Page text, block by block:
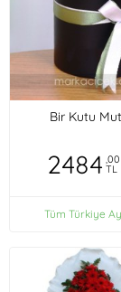
Bir Kutu
2484 ,00
TL
Tüm Türkiye